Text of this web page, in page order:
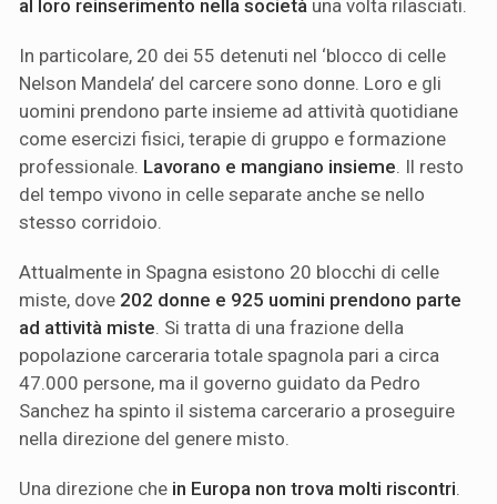
al loro reinserimento nella società una volta rilasciati.
In particolare, 20 dei 55 detenuti nel ‘blocco di celle
Nelson Mandela’ del carcere sono donne. Loro e gli
uomini prendono parte insieme ad attività quotidiane
come esercizi fisici, terapie di gruppo e formazione
professionale. Lavorano e mangiano insieme. Il resto
del tempo vivono in celle separate anche se nello
stesso corridoio.
Attualmente in Spagna esistono 20 blocchi di celle
miste, dove 202 donne e 925 uomini prendono parte
ad attività miste. Si tratta di una frazione della
popolazione carceraria totale spagnola pari a circa
47.000 persone, ma il governo guidato da Pedro
Sanchez ha spinto il sistema carcerario a proseguire
nella direzione del genere misto.
Una direzione che in Europa non trova molti riscontri.